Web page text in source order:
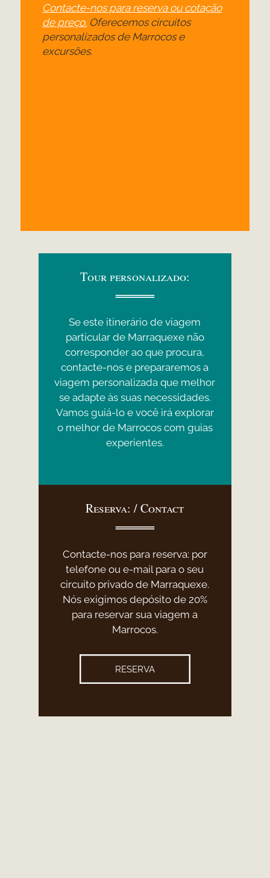
Contacte-nos para reserva ou cotação
de preço. Oferecemos circuitos
personalizados de Marrocos e
excursões.
Tour personalizado:
Se este itinerário de viagem
particular de Marraquexe não
corresponder ao que procura,
contacte-nos e prepararemos a
viagem personalizada que melhor
se adapte às suas necessidades.
Vamos guiá-lo e você irá explorar
o melhor de Marrocos com guias
experientes.
Reserva: / Contact
Contacte-nos para reserva: por
telefone ou e-mail para o seu
circuito privado de Marraquexe.
Nós exigimos depósito de 20%
para reservar sua viagem a
Marrocos.
RESERVA